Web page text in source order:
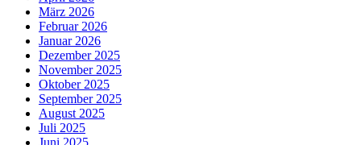
März 2026
Februar 2026
Januar 2026
Dezember 2025
November 2025
Oktober 2025
September 2025
August 2025
Juli 2025
Juni 2025